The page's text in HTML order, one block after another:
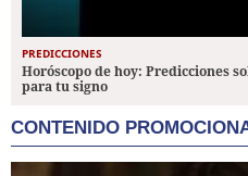
PREDICCIONES
Horóscopo de hoy: Predicciones
para tu signo
CONTENIDO